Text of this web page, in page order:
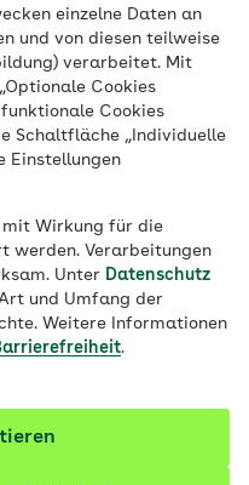
einzelne Daten an
und von diesen teilweise
verarbeitet. Mit
Cookies
Cookies
Schaltfläche „Individuelle
Einstellungen
mit Wirkung für die
werden. Verarbeitungen
Unter Datenschutz
und Umfang der
Weitere Informationen
.
schützt den
sich im Übermaß
dürfen Sie das
Mit diesen